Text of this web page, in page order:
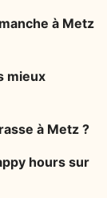
à Metz
mieux
à Metz ?
hours sur